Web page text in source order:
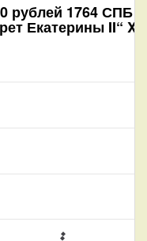
рублей 1764 СПБ
Екатерины II“ XF